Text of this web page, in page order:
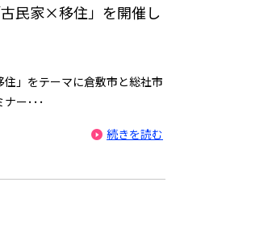
民家×移住」を開催し
」をテーマに倉敷市と総社市
ー･･･
続きを読む